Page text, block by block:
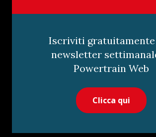
Iscriviti
newsletter
Powertrain Web
Clicca qui